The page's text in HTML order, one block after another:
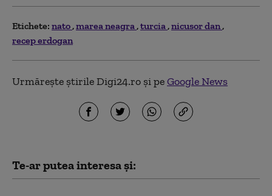
Etichete: nato marea neagra turcia nicusor dan
recep erdogan
Urmărește știrile Digi24.ro și peGoogle News
Te-ar putea interesa și: